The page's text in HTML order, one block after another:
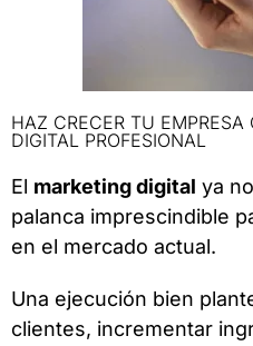
HAZ CRECER TU
DIGITAL PROFESIONAL
El marketing digital ya
palanca imprescindible
en el mercado actual.
Una ejecución bien
clientes, incrementar